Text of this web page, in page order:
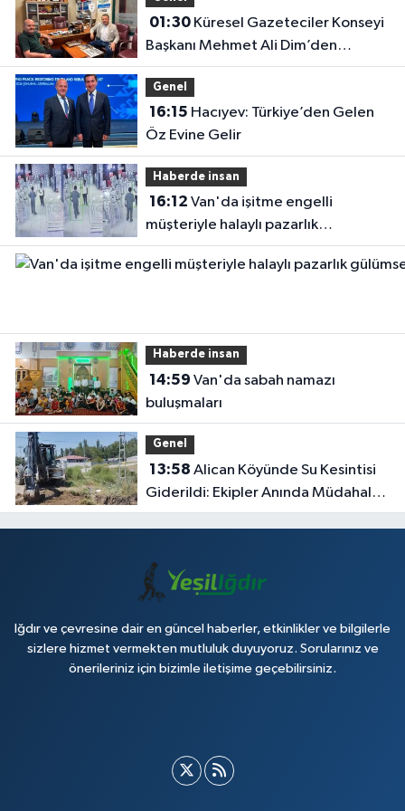
01:30Küresel Gazeteciler Konseyi
Başkanı Mehmet Ali Dim’den
Gazetemize Ziyaret
Genel
16:15
Öz Evine Gelir
Haberde insan
16:12
müşteriyle halaylı pazarlık
gülümsetti
Haberde insan
14:59
buluşmaları
Genel
13:58
Giderildi: Ekipler Anında Müdahale
Etti
Iğdır ve çevresine dair en güncel haberler, etkinlikler ve bilgilerle
sizlere hizmet vermekten mutluluk duyuyoruz. Sorularınız ve
önerileriniz için bizimle iletişime geçebilirsiniz.